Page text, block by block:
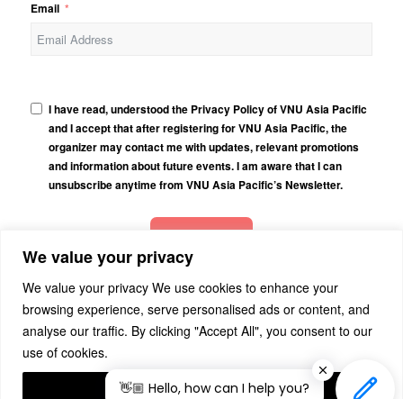
We value your privacy
We value your privacy We use cookies to enhance your
browsing experience, serve personalised ads or content, and
analyse our traffic. By clicking "Accept All", you consent to our
use of cookies.
ACCEPT
Email
I have read, understood the Privacy Policy of VNU Asia Pacific
and I accept that after registering for VNU Asia Pacific, the
organizer may contact me with updates, relevant promotions
and information about future events. I am aware that I can
unsubscribe anytime from VNU Asia Pacific’s Newsletter.
© Copyright - VNU Asia Pacific -powered by Enfold WordPress Theme
👋🏼 Hello, how can I help you?